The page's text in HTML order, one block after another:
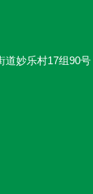
道妙乐村17组90号